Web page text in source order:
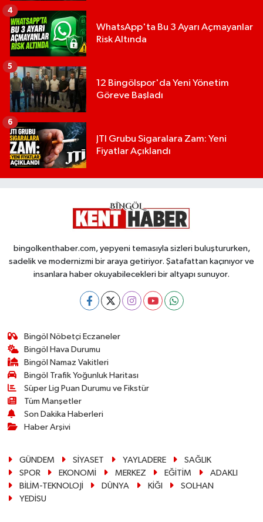
WhatsApp'ta Bu 3 Ayarı Açmayanlar
Risk Altında
4
12 Bingölspor'da Yeni Yönetim
Göreve Başladı
5
JTI Grubu Sigaralara Zam: Yeni
Fiyatlar Açıklandı
6
bingolkenthaber.com, yepyeni temasıyla sizleri buluştururken,
sadelik ve modernizmi bir araya getiriyor. Şatafattan kaçınıyor ve
insanlara haber okuyabilecekleri bir altyapı sunuyor.
Bingöl Nöbetçi Eczaneler
Bingöl Hava Durumu
Bingöl Namaz Vakitleri
Bingöl Trafik Yoğunluk Haritası
Süper Lig Puan Durumu ve Fikstür
Tüm Manşetler
Son Dakika Haberleri
Haber Arşivi
GÜNDEM SİYASET YAYLADERE
SAĞLIK
SPOR
EKONOMİ MERKEZ EĞİTİM
ADAKLI
BİLİM-TEKNOLOJİ
DÜNYA KİĞI
SOLHAN
YEDİSU